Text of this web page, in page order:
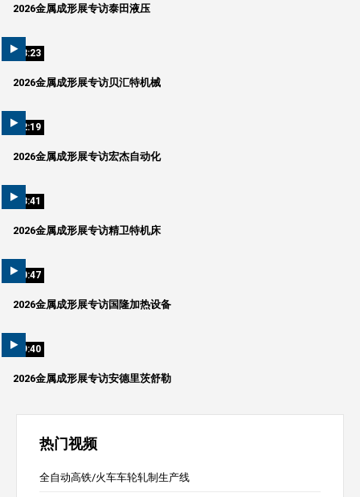
2026金属成形展专访泰田液压
08:23
2026金属成形展专访贝汇特机械
02:19
2026金属成形展专访宏杰自动化
03:41
2026金属成形展专访精卫特机床
10:47
2026金属成形展专访国隆加热设备
09:40
2026金属成形展专访安德里茨舒勒
热门视频
全自动高铁/火车车轮轧制生产线